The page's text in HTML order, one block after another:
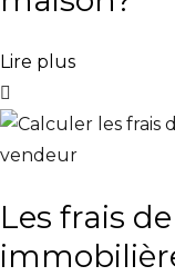
Lire plus
Les frais